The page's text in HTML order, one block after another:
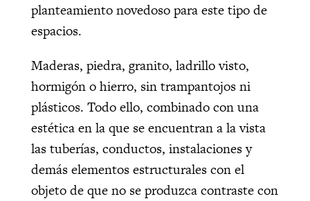
planteamiento novedoso para este tipo de
espacios.
Maderas, piedra, granito, ladrillo visto,
hormigón o hierro, sin trampantojos ni
plásticos. Todo ello, combinado con una
estética en la que se encuentran a la vista
las tuberías, conductos, instalaciones y
demás elementos estructurales con el
objeto de que no se produzca contraste con